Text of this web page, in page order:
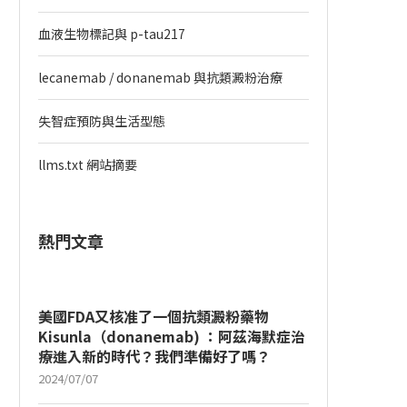
血液生物標記與 p-tau217
lecanemab / donanemab 與抗類澱粉治療
失智症預防與生活型態
llms.txt 網站摘要
熱門文章
美國FDA又核准了一個抗類澱粉藥物
Kisunla（donanemab) ：阿茲海默症治
療進入新的時代？我們準備好了嗎？
2024/07/07